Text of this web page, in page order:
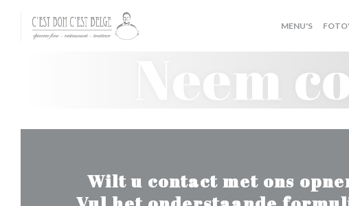
MENU'S
Neem
Wilt u contact met ons